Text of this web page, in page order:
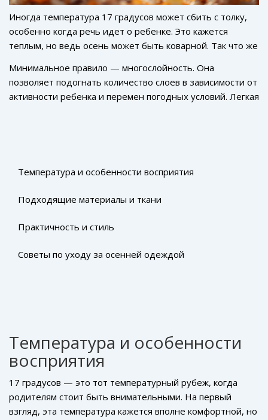
Иногда температура 17 градусов может сбить с толку,
особенно когда речь идет о ребенке. Это кажется
теплым, но ведь осень может быть коварной. Так что же
много одежды приведет к тому, что он вспотеет, а
слишком мало — начнет замерзать.
Минимальное правило — многослойность. Она
позволяет подогнать количество слоев в зависимости от
активности ребенка и перемен погодных условий. Легкая
Температура и особенности восприятия
Подходящие материалы и ткани
Практичность и стиль
Советы по уходу за осенней одеждой
Температура и особенности
восприятия
17 градусов — это тот температурный рубеж, когда
родителям стоит быть внимательными. На первый
взгляд, эта температура кажется вполне комфортной, но